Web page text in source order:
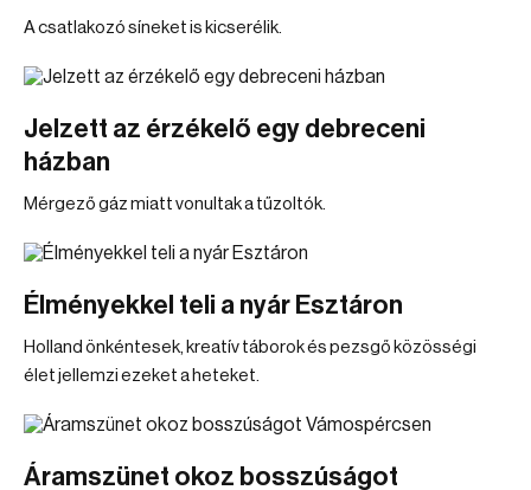
A csatlakozó síneket is kicserélik.
Jelzett az érzékelő egy debreceni
házban
Mérgező gáz miatt vonultak a tűzoltók.
Élményekkel teli a nyár Esztáron
Holland önkéntesek, kreatív táborok és pezsgő közösségi
élet jellemzi ezeket a heteket.
Áramszünet okoz bosszúságot